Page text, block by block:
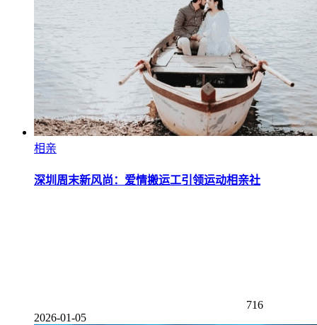
相亲
深圳周末新风尚：爱情搬运工引领运动相亲社
716
2026-01-05